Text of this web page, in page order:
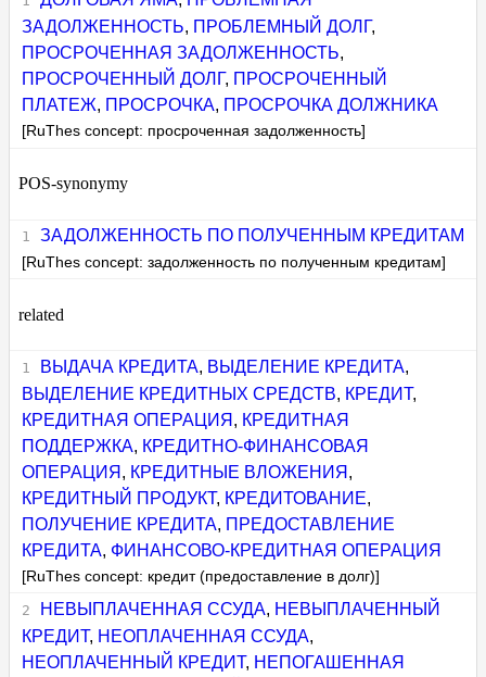
ЗАДОЛЖЕННОСТЬ, ПРОБЛЕМНЫЙ ДОЛГ,
ПРОСРОЧЕННАЯ ЗАДОЛЖЕННОСТЬ,
ПРОСРОЧЕННЫЙ ДОЛГ, ПРОСРОЧЕННЫЙ
ПЛАТЕЖ, ПРОСРОЧКА, ПРОСРОЧКА ДОЛЖНИКА
[RuThes concept: просроченная задолженность]
POS-synonymy
ЗАДОЛЖЕННОСТЬ ПО ПОЛУЧЕННЫМ КРЕДИТАМ
[RuThes concept: задолженность по полученным кредитам]
related
ВЫДАЧА КРЕДИТА, ВЫДЕЛЕНИЕ КРЕДИТА,
ВЫДЕЛЕНИЕ КРЕДИТНЫХ СРЕДСТВ, КРЕДИТ,
КРЕДИТНАЯ ОПЕРАЦИЯ , КРЕДИТНАЯ
ПОДДЕРЖКА, КРЕДИТНО-ФИНАНСОВАЯ
ОПЕРАЦИЯ , КРЕДИТНЫЕ ВЛОЖЕНИЯ ,
КРЕДИТНЫЙ ПРОДУКТ, КРЕДИТОВАНИЕ,
ПОЛУЧЕНИЕ КРЕДИТА, ПРЕДОСТАВЛЕНИЕ
КРЕДИТА, ФИНАНСОВО-КРЕДИТНАЯ ОПЕРАЦИЯ
[RuThes concept: кредит (предоставление в долг)]
НЕВЫПЛАЧЕННАЯ ССУДА, НЕВЫПЛАЧЕННЫЙ
КРЕДИТ, НЕОПЛАЧЕННАЯ ССУДА,
НЕОПЛАЧЕННЫЙ КРЕДИТ, НЕПОГАШЕННАЯ